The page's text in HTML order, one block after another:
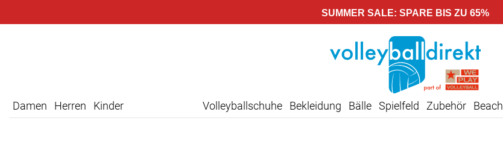
SUMMER SALE: SPARE BIS ZU 65%
Damen Herren Kinder Volleyballschuhe Bekleidung Bälle Spielfeld Zubehör Beach